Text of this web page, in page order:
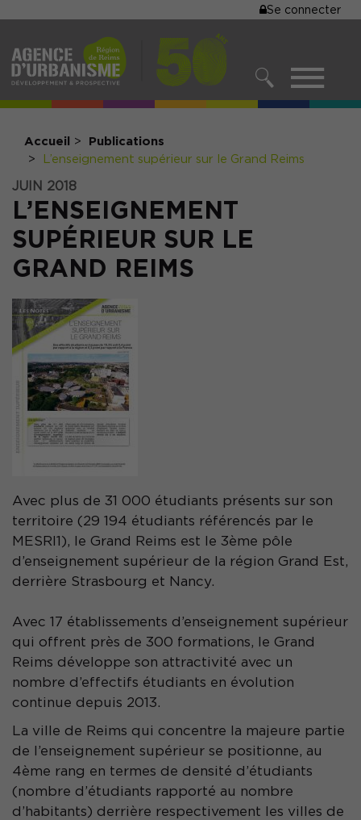
contenu
principal
MENU
DE
Se connecter
MENU
Accueil Publications
L’enseignement supérieur sur le Grand Reims
JUIN 2018
L’ENSEIGNEMENT
SUPÉRIEUR SUR LE
GRAND REIMS
Avec plus de 31 000 étudiants présents sur son
territoire (29 194 étudiants référencés par le
MESRI1), le Grand Reims est le 3ème pôle
d’enseignement supérieur de la région Grand Est,
derrière Strasbourg et Nancy.
Avec 17 établissements d’enseignement supérieur
qui offrent près de 300 formations, le Grand
Reims développe son attractivité avec un
nombre d’effectifs étudiants en évolution
continue depuis 2013.
La ville de Reims qui concentre la majeure partie
de l’enseignement supérieur se positionne, au
4ème rang en termes de densité d’étudiants
(nombre d’étudiants rapporté au nombre
d’habitants) derrière respectivement les villes de